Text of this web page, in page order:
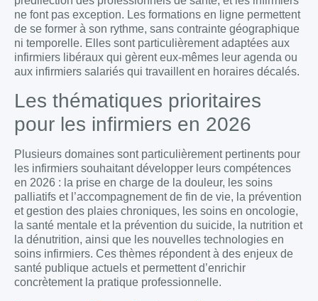
ne font pas exception. Les formations en ligne permettent
de se former à son rythme, sans contrainte géographique
ni temporelle. Elles sont particulièrement adaptées aux
infirmiers libéraux qui gèrent eux-mêmes leur agenda ou
aux infirmiers salariés qui travaillent en horaires décalés.
Les thématiques prioritaires
pour les infirmiers en 2026
Plusieurs domaines sont particulièrement pertinents pour
les infirmiers souhaitant développer leurs compétences
en 2026 : la prise en charge de la douleur, les soins
palliatifs et l’accompagnement de fin de vie, la prévention
et gestion des plaies chroniques, les soins en oncologie,
la santé mentale et la prévention du suicide, la nutrition et
la dénutrition, ainsi que les nouvelles technologies en
soins infirmiers. Ces thèmes répondent à des enjeux de
santé publique actuels et permettent d’enrichir
concrètement la pratique professionnelle.